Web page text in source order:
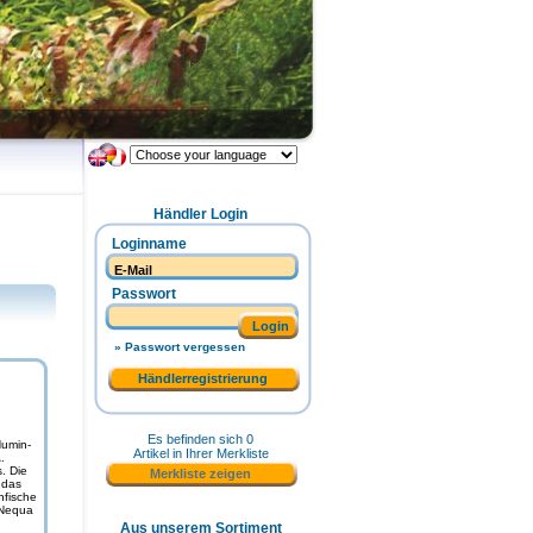
Die
Händler Login
Loginname
Passwort
Login
» Passwort vergessen
Händlerregistrierung
Es befinden sich 0
Artikel in Ihrer Merkliste
Merkliste zeigen
Aus unserem Sortiment